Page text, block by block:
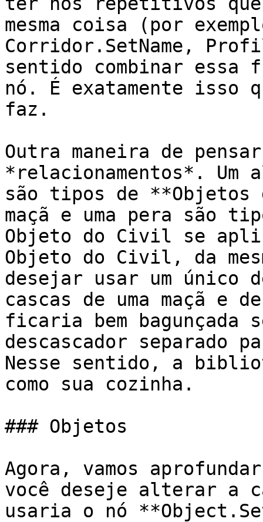
mesma coisa (por
Corridor.SetName,
sentido combinar essa
nó. É exatamente isso
faz.
Outra maneira de
*relacionamentos*. Um
são tipos de **Objetos
maçã e uma pera são
Objeto do Civil se
Objeto do Civil, da
desejar usar um único
cascas de uma maçã e
ficaria bem bagunçada
descascador separado
Nesse sentido, a
como sua cozinha.
### Objetos
Agora, vamos
você deseje alterar a
usaria o nó